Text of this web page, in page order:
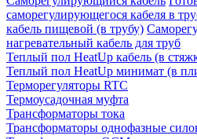
саморегулирующегося кабеля в
кабель пищевой (в трубу)
нагревательный кабель для труб
Теплый пол HeatUp кабель (в
Теплый пол HeatUp минимат (в
Терморегуляторы RTC
Термоусадочная муфта
Трансформаторы тока
Трансформаторы однофазные